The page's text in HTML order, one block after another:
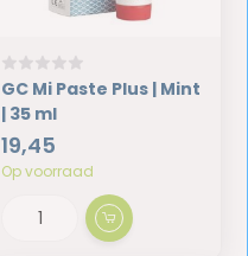
GC Mi Paste Plus | Mint
| 35 ml
19,45
Op voorraad